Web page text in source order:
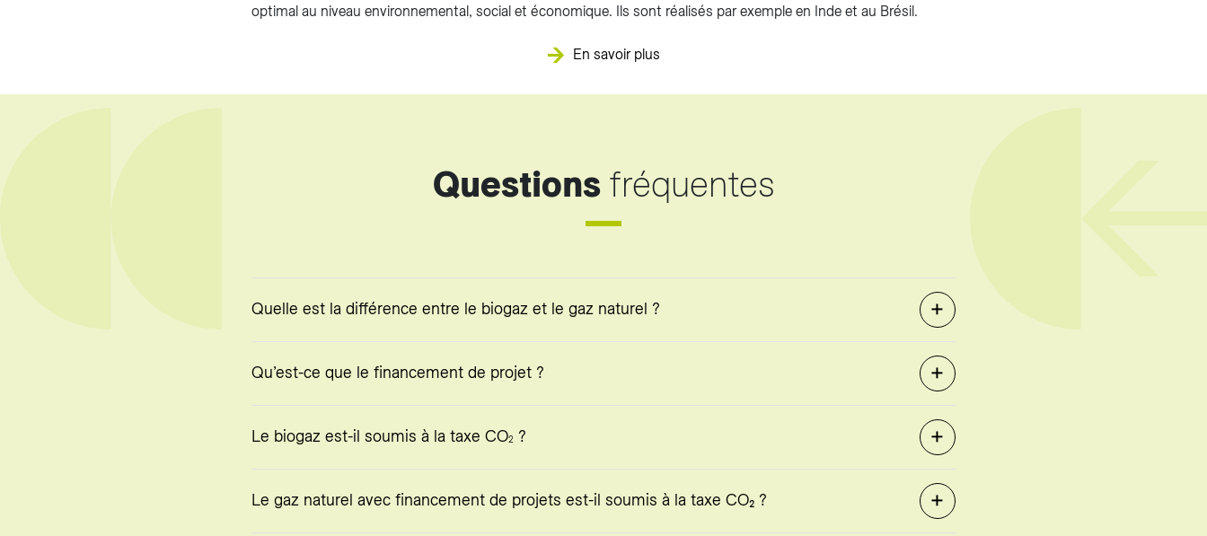
optimal au niveau environnemental, social et économique. Ils sont réalisés par exemple en Inde et au Brésil.
En savoir plus
Questions fréquentes
Quelle est la différence entre le biogaz et le gaz naturel ?
Qu’est-ce que le financement de projet ?
Le biogaz est-il soumis à la taxe CO2 ?
Le gaz naturel avec financement de projets est-il soumis à la taxe CO₂ ?